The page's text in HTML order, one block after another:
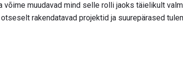
võime muudavad mind selle rolli jaoks täielikult
rakendatavad projektid ja suurepärased